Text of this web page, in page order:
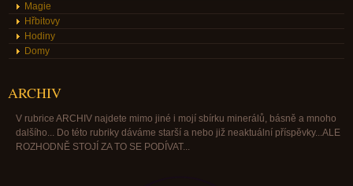
Magie
Hřbitovy
Hodiny
Domy
ARCHIV
V rubrice ARCHIV najdete mimo jiné i mojí sbírku minerálů, básně a mnoho
dalšího... Do této rubriky dáváme starší a nebo již neaktuální příspěvky...ALE
ROZHODNĚ STOJÍ ZA TO SE PODÍVAT...